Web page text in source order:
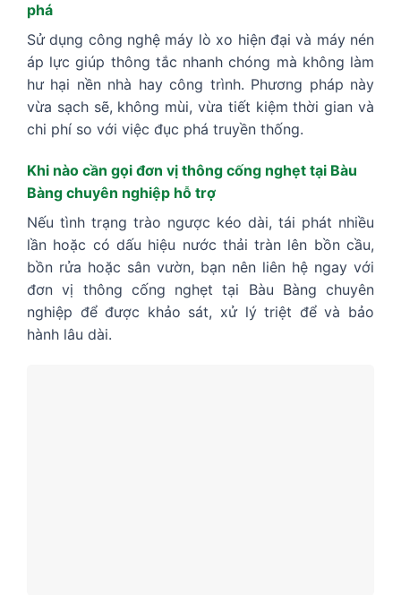
phá
Sử dụng công nghệ máy lò xo hiện đại và máy nén
áp lực giúp thông tắc nhanh chóng mà không làm
hư hại nền nhà hay công trình. Phương pháp này
vừa sạch sẽ, không mùi, vừa tiết kiệm thời gian và
chi phí so với việc đục phá truyền thống.
Khi nào cần gọi đơn vị thông cống nghẹt tại Bàu
Bàng chuyên nghiệp hỗ trợ
Nếu tình trạng trào ngược kéo dài, tái phát nhiều
lần hoặc có dấu hiệu nước thải tràn lên bồn cầu,
bồn rửa hoặc sân vườn, bạn nên liên hệ ngay với
đơn vị thông cống nghẹt tại Bàu Bàng chuyên
nghiệp để được khảo sát, xử lý triệt để và bảo
hành lâu dài.